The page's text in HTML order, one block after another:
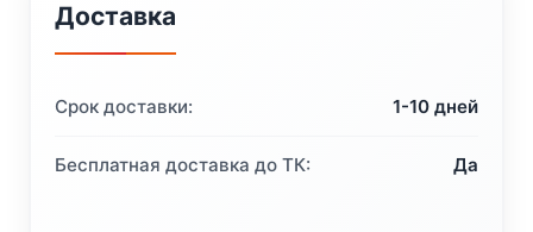
Доставка
Срок доставки: 1-10 дней
Бесплатная доставка до ТК: Да